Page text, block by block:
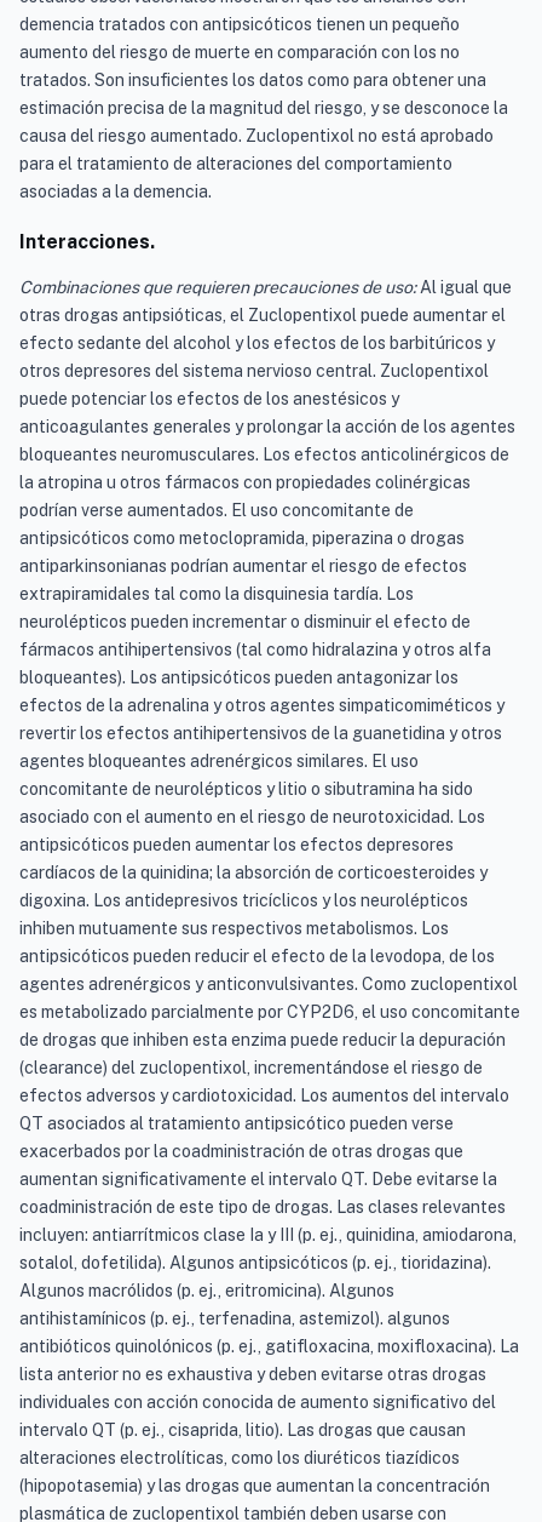
demencia tratados con antipsicóticos tienen un pequeño
aumento del riesgo de muerte en comparación con los no
tratados. Son insuficientes los datos como para obtener una
estimación precisa de la magnitud del riesgo, y se desconoce la
causa del riesgo aumentado. Zuclopentixol no está aprobado
para el tratamiento de alteraciones del comportamiento
asociadas a la demencia.
Interacciones.
Combinaciones que requieren precauciones de uso:Al igual que
otras drogas antipsióticas, el Zuclopentixol puede aumentar el
efecto sedante del alcohol y los efectos de los barbitúricos y
otros depresores del sistema nervioso central. Zuclopentixol
puede potenciar los efectos de los anestésicos y
anticoagulantes generales y prolongar la acción de los agentes
bloqueantes neuromusculares. Los efectos anticolinérgicos de
la atropina u otros fármacos con propiedades colinérgicas
podrían verse aumentados. El uso concomitante de
antipsicóticos como metoclopramida, piperazina o drogas
antiparkinsonianas podrían aumentar el riesgo de efectos
extrapiramidales tal como la disquinesia tardía. Los
neurolépticos pueden incrementar o disminuir el efecto de
fármacos antihipertensivos (tal como hidralazina y otros alfa
bloqueantes). Los antipsicóticos pueden antagonizar los
efectos de la adrenalina y otros agentes simpaticomiméticos y
revertir los efectos antihipertensivos de la guanetidina y otros
agentes bloqueantes adrenérgicos similares. El uso
concomitante de neurolépticos y litio o sibutramina ha sido
asociado con el aumento en el riesgo de neurotoxicidad. Los
antipsicóticos pueden aumentar los efectos depresores
cardíacos de la quinidina; la absorción de corticoesteroides y
digoxina. Los antidepresivos tricíclicos y los neurolépticos
inhiben mutuamente sus respectivos metabolismos. Los
antipsicóticos pueden reducir el efecto de la levodopa, de los
agentes adrenérgicos y anticonvulsivantes. Como zuclopentixol
es metabolizado parcialmente por CYP2D6, el uso concomitante
de drogas que inhiben esta enzima puede reducir la depuración
(clearance) del zuclopentixol, incrementándose el riesgo de
efectos adversos y cardiotoxicidad. Los aumentos del intervalo
QT asociados al tratamiento antipsicótico pueden verse
exacerbados por la coadministración de otras drogas que
aumentan significativamente el intervalo QT. Debe evitarse la
coadministración de este tipo de drogas. Las clases relevantes
incluyen: antiarrítmicos clase Ia y III (p. ej., quinidina, amiodarona,
sotalol, dofetilida). Algunos antipsicóticos (p. ej., tioridazina).
Algunos macrólidos (p. ej., eritromicina). Algunos
antihistamínicos (p. ej., terfenadina, astemizol). algunos
antibióticos quinolónicos (p. ej., gatifloxacina, moxifloxacina). La
lista anterior no es exhaustiva y deben evitarse otras drogas
individuales con acción conocida de aumento significativo del
intervalo QT (p. ej., cisaprida, litio). Las drogas que causan
alteraciones electrolíticas, como los diuréticos tiazídicos
(hipopotasemia) y las drogas que aumentan la concentración
plasmática de zuclopentixol también deben usarse con